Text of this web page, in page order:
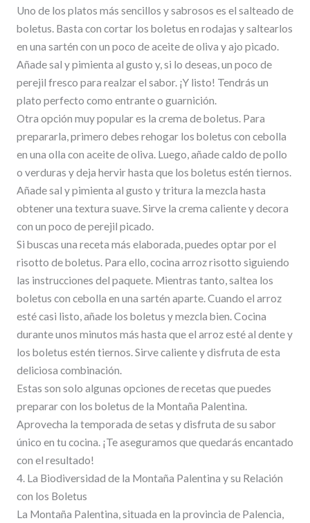
Uno de los platos más sencillos y sabrosos es el salteado de
boletus. Basta con cortar los boletus en rodajas y saltearlos
en una sartén con un poco de aceite de oliva y ajo picado.
Añade sal y pimienta al gusto y, si lo deseas, un poco de
perejil fresco para realzar el sabor. ¡Y listo! Tendrás un
plato perfecto como entrante o guarnición.
Otra opción muy popular es la crema de boletus. Para
prepararla, primero debes rehogar los boletus con cebolla
en una olla con aceite de oliva. Luego, añade caldo de pollo
o verduras y deja hervir hasta que los boletus estén tiernos.
Añade sal y pimienta al gusto y tritura la mezcla hasta
obtener una textura suave. Sirve la crema caliente y decora
con un poco de perejil picado.
Si buscas una receta más elaborada, puedes optar por el
risotto de boletus. Para ello, cocina arroz risotto siguiendo
las instrucciones del paquete. Mientras tanto, saltea los
boletus con cebolla en una sartén aparte. Cuando el arroz
esté casi listo, añade los boletus y mezcla bien. Cocina
durante unos minutos más hasta que el arroz esté al dente y
los boletus estén tiernos. Sirve caliente y disfruta de esta
deliciosa combinación.
Estas son solo algunas opciones de recetas que puedes
preparar con los boletus de la Montaña Palentina.
Aprovecha la temporada de setas y disfruta de su sabor
único en tu cocina. ¡Te aseguramos que quedarás encantado
con el resultado!
4. La Biodiversidad de la Montaña Palentina y su Relación
con los Boletus
La Montaña Palentina, situada en la provincia de Palencia,